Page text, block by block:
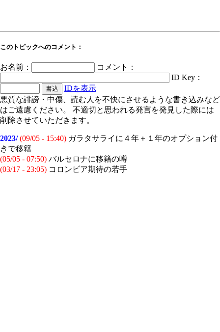
このトピックへのコメント：
お名前：
コメント：
ID Key：
IDを表示
悪質な誹謗・中傷、読む人を不快にさせるような書き込みなど
はご遠慮ください。 不適切と思われる発言を発見した際には
削除させていただきます。
2023/ (09/05 - 15:40) ガラタサライに４年＋１年のオプション付
きで移籍
(05/05 - 07:50) バルセロナに移籍の噂
(03/17 - 23:05) コロンビア期待の若手